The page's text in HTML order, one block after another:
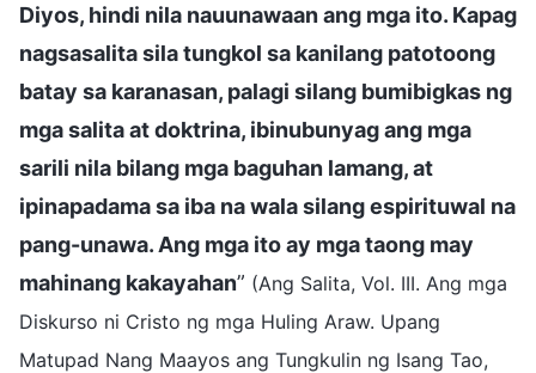
Diyos, hindi nila nauunawaan ang mga ito. Kapag
nagsasalita sila tungkol sa kanilang patotoong
batay sa karanasan, palagi silang bumibigkas ng
mga salita at doktrina, ibinubunyag ang mga
sarili nila bilang mga baguhan lamang, at
ipinapadama sa iba na wala silang espirituwal na
pang-unawa. Ang mga ito ay mga taong may
mahinang kakayahan” (Ang Salita, Vol. III. Ang mga
Diskurso ni Cristo ng mga Huling Araw. Upang
Matupad Nang Maayos ang Tungkulin ng Isang Tao,